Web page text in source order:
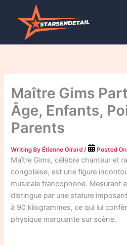
Maître Gims
Âge, Enfants,
Parents
Writing ByÉtienne Girard / Posted
Maître Gims, célèbre chanteur et
congolaise, est une figure
musicale francophone. Mesurant
distingue par une stature
à 90 kilogrammes, ce qui lui
physique marquante sur scène.